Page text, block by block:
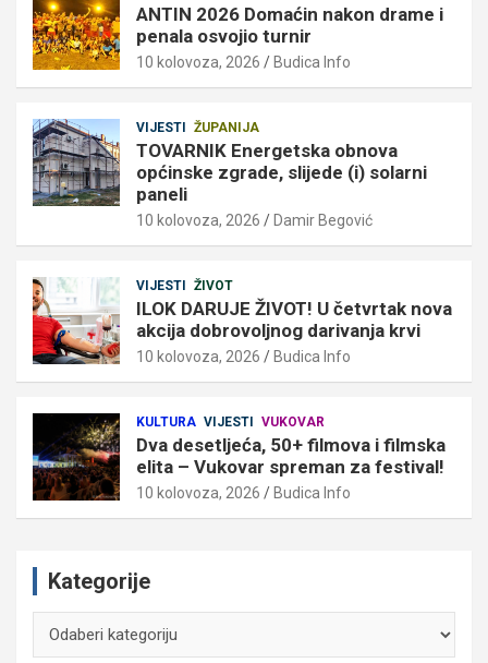
ANTIN 2026 Domaćin nakon drame i
penala osvojio turnir
10 kolovoza, 2026 Budica Info
VIJESTI ŽUPANIJA
TOVARNIK Energetska obnova
općinske zgrade, slijede (i) solarni
paneli
10 kolovoza, 2026 Damir Begović
VIJESTI ŽIVOT
ILOK DARUJE ŽIVOT! U četvrtak nova
akcija dobrovoljnog darivanja krvi
10 kolovoza, 2026 Budica Info
KULTURA VIJESTI VUKOVAR
Dva desetljeća, 50+ filmova i filmska
elita – Vukovar spreman za festival!
10 kolovoza, 2026 Budica Info
Kategorije